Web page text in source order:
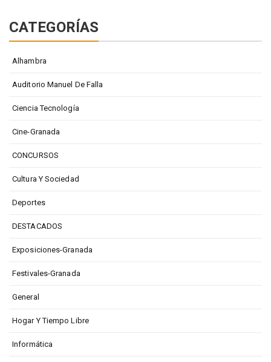
CATEGORÍAS
Alhambra
Auditorio Manuel De Falla
Ciencia Tecnología
Cine-Granada
CONCURSOS
Cultura Y Sociedad
Deportes
DESTACADOS
Exposiciones-Granada
Festivales-Granada
General
Hogar Y Tiempo Libre
Informática